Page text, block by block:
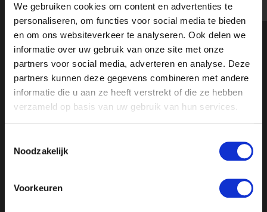
We gebruiken cookies om content en advertenties te
personaliseren, om functies voor social media te bieden
en om ons websiteverkeer te analyseren. Ook delen we
informatie over uw gebruik van onze site met onze
partners voor social media, adverteren en analyse. Deze
partners kunnen deze gegevens combineren met andere
informatie die u aan ze heeft verstrekt of die ze hebben
verzameld op basis van uw gebruik van hun services.
Noodzakelijk
Voorkeuren
Kijk deel 2
Of luister de uitzending terug op Spotify